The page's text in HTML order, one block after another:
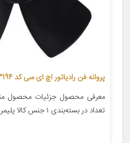
پروانه فن رادیاتور اچ ای سی کد 3194 مناسب برای پراید
معرفی محصول جزئیات محصول
تعداد در بسته‌بندی ۱ جنس کالا پلیمری حداکثر دور ۹۰۰